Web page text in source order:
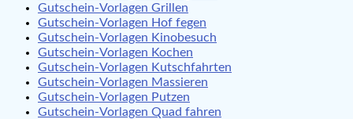
Gutschein-Vorlagen Grillen
Gutschein-Vorlagen Hof fegen
Gutschein-Vorlagen Kinobesuch
Gutschein-Vorlagen Kochen
Gutschein-Vorlagen Kutschfahrten
Gutschein-Vorlagen Massieren
Gutschein-Vorlagen Putzen
Gutschein-Vorlagen Quad fahren